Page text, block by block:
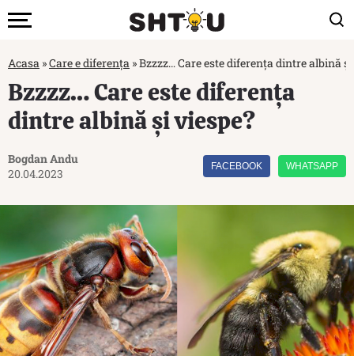
Acasa »Care e diferența »Bzzzz… Care este diferența dintre albină și
Bzzzz… Care este diferența
dintre albină și viespe?
Bogdan Andu
20.04.2023
FACEBOOK WHATSAPP